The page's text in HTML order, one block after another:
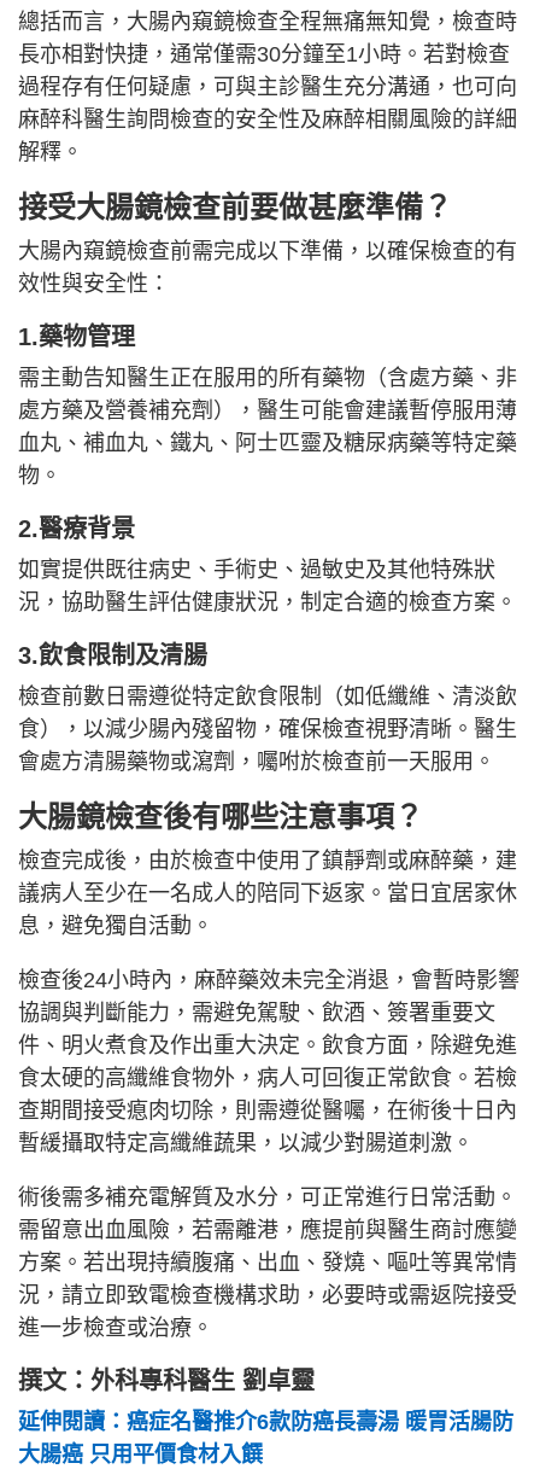
總括而言，大腸內窺鏡檢查全程無痛無知覺，檢查時
長亦相對快捷，通常僅需30分鐘至1小時。若對檢查
過程存有任何疑慮，可與主診醫生充分溝通，也可向
麻醉科醫生詢問檢查的安全性及麻醉相關風險的詳細
解釋。
接受大腸鏡檢查前要做甚麼準備？
大腸內窺鏡檢查前需完成以下準備，以確保檢查的有
效性與安全性：
1.藥物管理
需主動告知醫生正在服用的所有藥物（含處方藥、非
處方藥及營養補充劑），醫生可能會建議暫停服用薄
血丸、補血丸、鐵丸、阿士匹靈及糖尿病藥等特定藥
物。
2.醫療背景
如實提供既往病史、手術史、過敏史及其他特殊狀
況，協助醫生評估健康狀況，制定合適的檢查方案。
3.飲食限制及清腸
檢查前數日需遵從特定飲食限制（如低纖維、清淡飲
食），以減少腸內殘留物，確保檢查視野清晰。醫生
會處方清腸藥物或瀉劑，囑咐於檢查前一天服用。
大腸鏡檢查後有哪些注意事項？
檢查完成後，由於檢查中使用了鎮靜劑或麻醉藥，建
議病人至少在一名成人的陪同下返家。當日宜居家休
息，避免獨自活動。
檢查後24小時內，麻醉藥效未完全消退，會暫時影響
協調與判斷能力，需避免駕駛、飲酒、簽署重要文
件、明火煮食及作出重大決定。飲食方面，除避免進
食太硬的高纖維食物外，病人可回復正常飲食。若檢
查期間接受瘜肉切除，則需遵從醫囑，在術後十日內
暫緩攝取特定高纖維蔬果，以減少對腸道刺激。
術後需多補充電解質及水分，可正常進行日常活動。
需留意出血風險，若需離港，應提前與醫生商討應變
方案。若出現持續腹痛、出血、發燒、嘔吐等異常情
況，請立即致電檢查機構求助，必要時或需返院接受
進一步檢查或治療。
撰文：外科專科醫生 劉卓靈
延伸閱讀：癌症名醫推介6款防癌長壽湯 暖胃活腸防
大腸癌 只用平價食材入饌